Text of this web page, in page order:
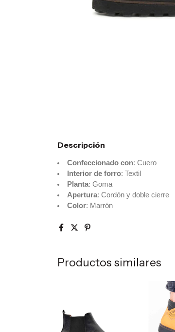
Descripción
Confeccionado con: Cuero
Interior de forro: Textil
Planta: Goma
Apertura: Cordón y doble cierre
Color: Marrón
Productos similares